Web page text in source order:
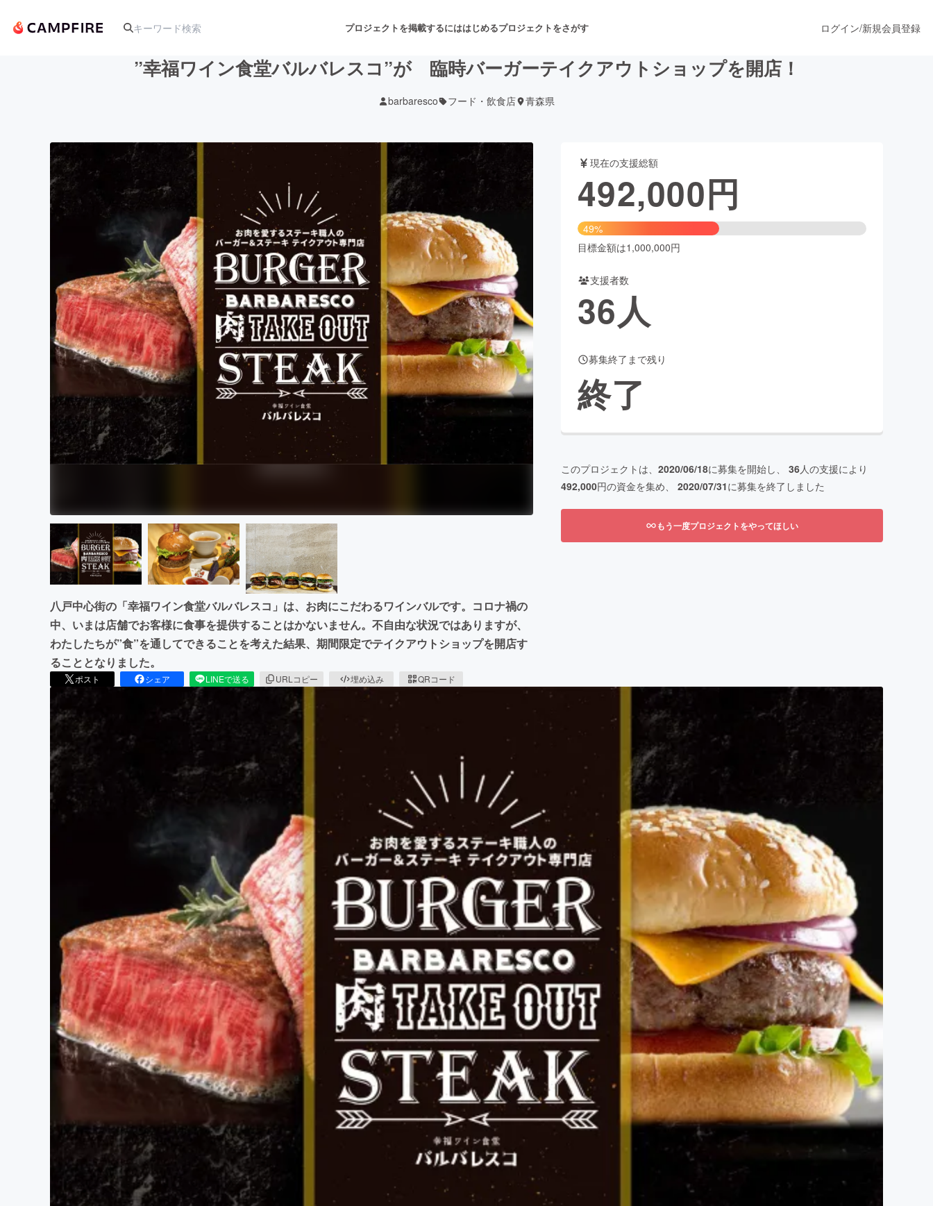
プロジェクトを掲載するにははじめるプロジェクトをさがす
アート・写真 音楽 舞台・パフォーマンス
テクノロジー・ガジェット ゲーム・サービス開発 ファッション
映像・映画 書籍・雑誌出版 アニメ・漫画
ビジネス・起業 チャレンジ ビューティー・ヘルスケア
まちづくり・地域活性化
CAMPFIRE for Social GoodCAMPFIRE Creation
CAMPFIREふるさと納税machi-yaコミュニティ
ログイン/新規会員登録
”幸福ワイン食堂バルバレスコ”が 臨時バーガーテイクアウトショップを開店！
barbaresco フード・飲食店 青森県
八戸中心街の「幸福ワイン食堂バルバレスコ」は、お肉にこだわるワインバルです。コロナ禍の
中、いまは店舗でお客様に食事を提供することはかないません。不自由な状況ではありますが、
わたしたちが”食”を通してできることを考えた結果、期間限定でテイクアウトショップを開店す
ることとなりました。
ポスト シェア LINEで送る URLコピー 埋め込み QRコード
現在の支援総額
492,000円
49%
目標金額は1,000,000円
支援者数
36人
募集終了まで残り
終了
このプロジェクトは、 2020/06/18に募集を開始し、 36人の支援により
492,000円の資金を集め、 2020/07/31に募集を終了しました
もう一度プロジェクトをやってほしい